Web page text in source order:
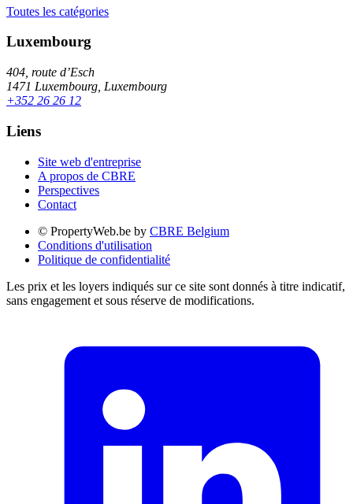
Toutes les catégories
Luxembourg
404, route d’Esch
1471 Luxembourg, Luxembourg
+352 26 26 12
Liens
Site web d'entreprise
A propos de CBRE
Perspectives
Contact
© PropertyWeb.be by CBRE Belgium
Conditions d'utilisation
Politique de confidentialité
Les prix et les loyers indiqués sur ce site sont donnés à titre indicatif,
sans engagement et sous réserve de modifications.